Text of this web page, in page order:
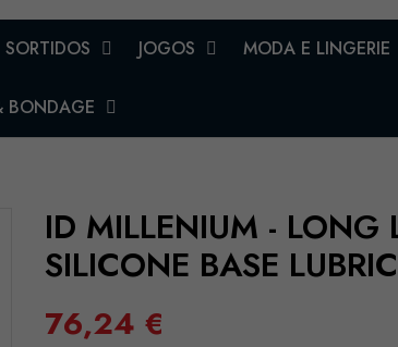
JOGOS MODA E LINGERIE
BONDAGE
ID MILLENIUM - LONG
SILICONE BASE
76,24 €